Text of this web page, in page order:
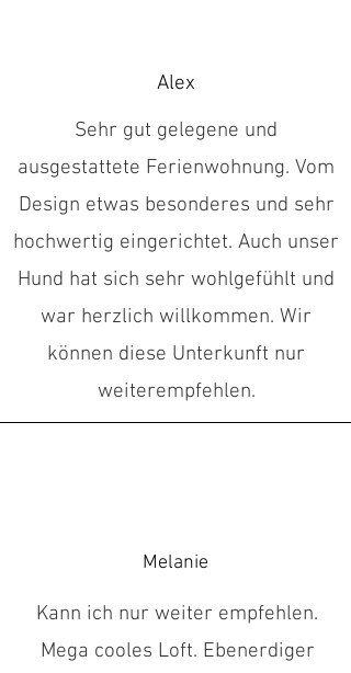
Alex
Sehr gut gelegene und
ausgestattete Ferienwohnung. Vom
Design etwas besonderes und sehr
hochwertig eingerichtet. Auch unser
Hund hat sich sehr wohlgefühlt und
war herzlich willkommen. Wir
können diese Unterkunft nur
weiterempfehlen.
Melanie
Kann ich nur weiter empfehlen.
Mega cooles Loft. Ebenerdiger